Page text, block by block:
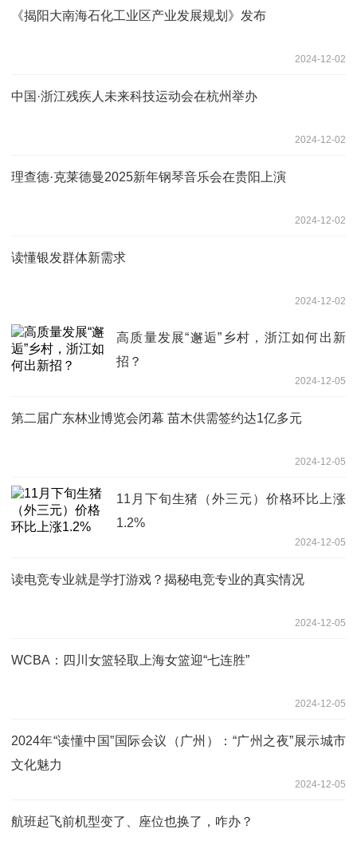
《揭阳大南海石化工业区产业发展规划》发布
2024-12-02
中国·浙江残疾人未来科技运动会在杭州举办
2024-12-02
理查德·克莱德曼2025新年钢琴音乐会在贵阳上演
2024-12-02
读懂银发群体新需求
2024-12-02
高质量发展“邂逅”乡村，浙江如何出新
招？
2024-12-05
第二届广东林业博览会闭幕 苗木供需签约达1亿多元
2024-12-05
11月下旬生猪（外三元）价格环比上涨
1.2%
2024-12-05
读电竞专业就是学打游戏？揭秘电竞专业的真实情况
2024-12-05
WCBA：四川女篮轻取上海女篮迎“七连胜”
2024-12-05
2024年“读懂中国”国际会议（广州）：“广州之夜”展示城市
文化魅力
2024-12-05
航班起飞前机型变了、座位也换了，咋办？